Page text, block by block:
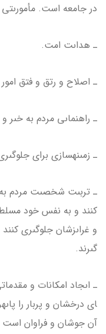
در جامعه است. مأمورىتى
ـ هداىت امت.
ـ اصلاح و رتق و فتق
ـ راهنماىى مردم به
ـ زمىنه­سازى براى
ـ تربىت شخصىت مردم به
کنند و به نفس خود
و غراىزشان جلوگىرى
گىرند.
اى درخشان و پربار را
آن جوشان و فراوان است